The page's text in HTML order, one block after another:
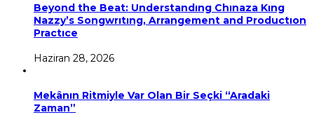
Beyond the Beat: Understandıng Chınaza Kıng
Nazzy’s Songwrıtıng, Arrangement and Productıon
Practıce
Haziran 28, 2026
Mekânın Ritmiyle Var Olan Bir Seçki “Aradaki
Zaman”